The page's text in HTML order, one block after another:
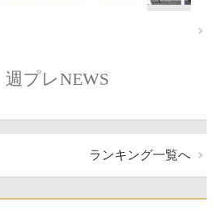
週プレNEWS
ランキング一覧へ